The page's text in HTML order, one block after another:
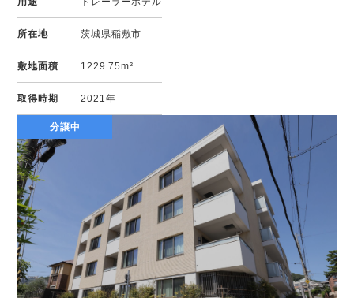
所在地 茨城県稲敷市
敷地面積 1229.75m²
取得時期 2021年
分譲中